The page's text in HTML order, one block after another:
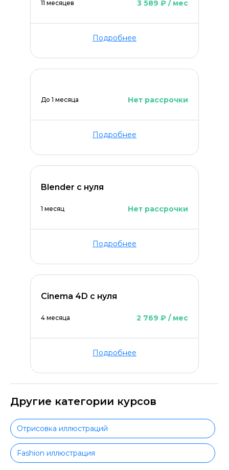
11 месяцев 3 589 ₽ / мес
Подробнее
До 1 месяца Нет рассрочки
Подробнее
Blender с нуля
1 месяц Нет рассрочки
Подробнее
Cinema 4D с нуля
4 месяца 2 769 ₽ / мес
Подробнее
Другие категории курсов
Отрисовка иллюстраций
Fashion иллюстрация